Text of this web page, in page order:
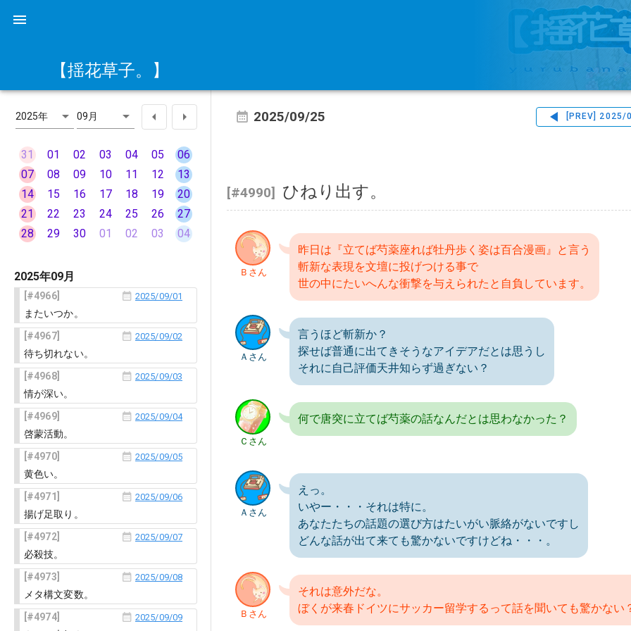
【揺花草子。】
2025年 09月
31 01 02 03 04 05
06
07
08 09 10 11 12
13
14
15 16 17 18 19
20
21
22 23 24 25 26
27
28
29 30 01 02 03 04
2025年09月
4966 2025/09/01
またいつか。
4967
2025/09/02
待ち切れない。
4968
2025/09/03
情が深い。
4969
2025/09/04
啓蒙活動。
4970
2025/09/05
黄色い。
4971
2025/09/06
揚げ足取り。
4972
2025/09/07
必殺技。
4973
2025/09/08
メタ構文変数。
4974
2025/09/09
2025/09/25 [PREV] 2025/
[#4990] ひねり出す。
Ｂさん
昨日は『立てば芍薬座れば牡丹歩く姿は百合漫画』と言う
斬新な表現を文壇に投げつける事で
世の中にたいへんな衝撃を与えられたと自負しています。
Ａさん
言うほど斬新か？
探せば普通に出てきそうなアイデアだとは思うし
それに自己評価天井知らず過ぎない？
Ｃさん
何で唐突に立てば芍薬の話なんだとは思わなかった？
Ａさん
えっ。
いやー・・・それは特に。
あなたたちの話題の選び方はたいがい脈絡がないですし
どんな話が出て来ても驚かないですけどね・・・。
Ｂさん
それは意外だな。
ぼくが来春ドイツにサッカー留学するって話を聞いても驚かない